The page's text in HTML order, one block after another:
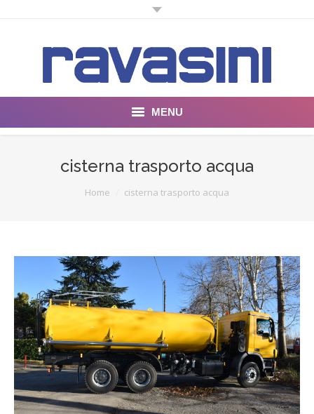
MENU
Blog
Contatti
cisterna trasporto acqua
Home cisterna trasporto acqua